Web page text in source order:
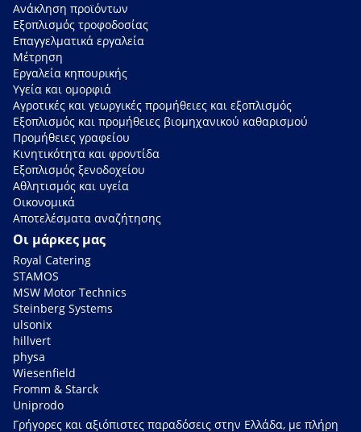
Ανάκληση προϊόντων
Εξοπλισμός τροφοδοσίας
Επαγγελματικά εργαλεία
Μέτρηση
Εργαλεία κηπουρικής
Υγεία και ομορφιά
Αγροτικές και γεωργικές προμήθειες και εξοπλισμός
Εξοπλισμός και προμήθειες βιομηχανικού καθαρισμού
Προμήθειες γραφείου
Κινητικότητα και φροντίδα
Εξοπλισμός ξενοδοχείου
Αθλητισμός και υγεία
Οικονομικά
Αποτελέσματα αναζήτησης
Οι μάρκες μας
Royal Catering
STAMOS
MSW Motor Technics
Steinberg Systems
ulsonix
hillvert
physa
Wiesenfield
Fromm & Starck
Uniprodo
Γρήγορες και αξιόπιστες παραδόσεις στην Ελλάδα, με πλήρη